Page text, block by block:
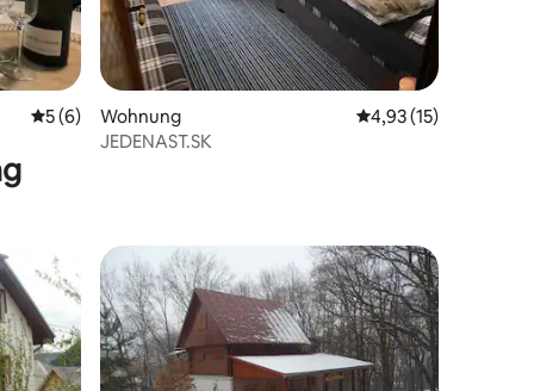
Bewertungen
Durchschnittliche Bewertung: 5 von 5, 6 Bewertungen
5 (6)
Wohnung Durchschnittliche
4,93 (15)
JEDENAST.SK